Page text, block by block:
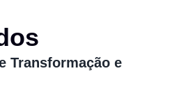
Transformação e